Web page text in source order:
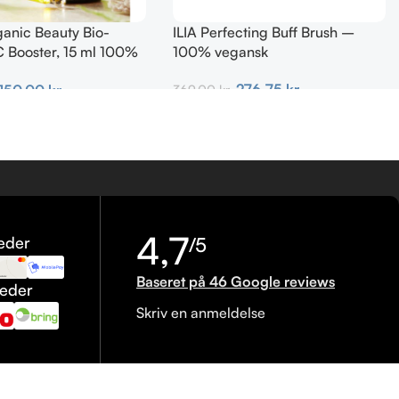
Beauty Bio-
Booster, 15 ml 100%
kr.
ILIA Perfecting Buff Brush –
100% vegansk
369,00 kr. 276,75 kr.
4,7/5
Baseret på 46 Google reviews
Skriv en anmeldelse